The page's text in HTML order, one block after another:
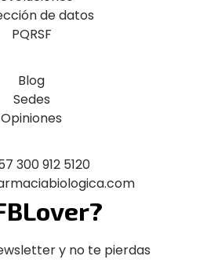
de datos
PQRSF
Blog
Sedes
Opiniones
300 912 5120
y no te pierdas